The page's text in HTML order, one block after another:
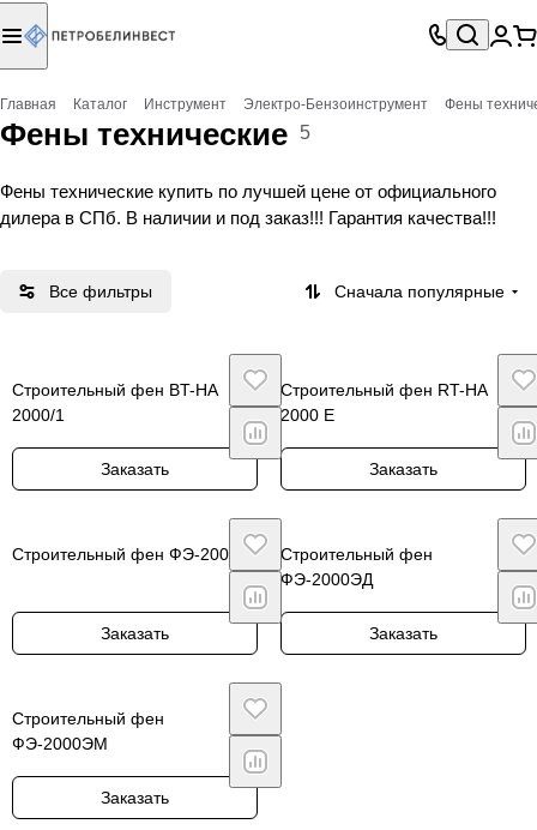
Главная Каталог Инструмент Электро-Бензоинструмент Фены
Фены технические 5
Фены технические купить по лучшей цене от официального
дилера в СПб. В наличии и под заказ!!! Гарантия качества!!!
Все фильтры Сначала популярные
Строительный фен BT-HA
2000/1
Заказать
Строительный фен RT-HA
2000 E
Заказать
Строительный фен ФЭ-2000Э
Заказать
Строительный фен
ФЭ-2000ЭД
Заказать
Строительный фен
ФЭ-2000ЭМ
Заказать